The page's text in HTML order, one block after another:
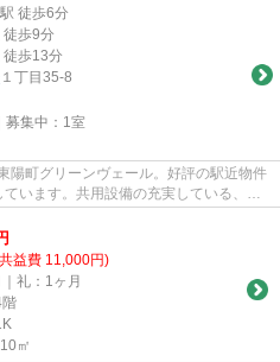
駅 徒歩6分
徒歩9分
徒歩13分
１丁目35-8
集中： 1室
陽町グリーンヴェール。好評の駅近物件
います。共用設備の充実している、楽
益費 11,000円)
礼：1ヶ月
階
㎡